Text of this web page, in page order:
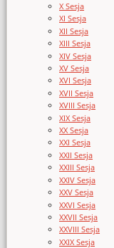
X Sesja
XI Sesja
XII Sesja
XIII Sesja
XIV Sesja
XV Sesja
XVI Sesja
XVII Sesja
XVIII Sesja
XIX Sesja
XX Sesja
XXI Sesja
XXII Sesja
XXIII Sesja
XXIV Sesja
XXV Sesja
XXVI Sesja
XXVII Sesja
XXVIII Sesja
XXIX Sesja